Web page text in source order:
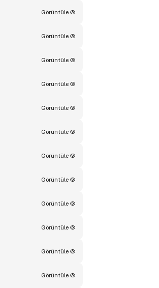
Görüntüle
Görüntüle
Görüntüle
Görüntüle
Görüntüle
Görüntüle
Görüntüle
Görüntüle
Görüntüle
Görüntüle
Görüntüle
Görüntüle